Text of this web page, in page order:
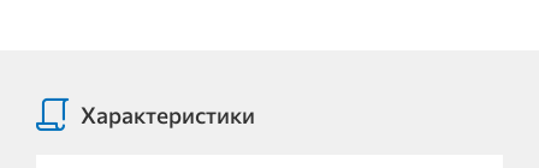
Характеристики